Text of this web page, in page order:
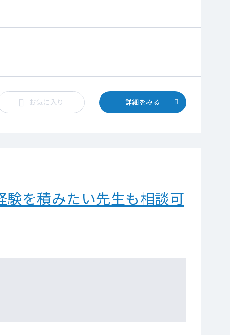
お気に入り 詳細をみる
を積みたい先生も相談可